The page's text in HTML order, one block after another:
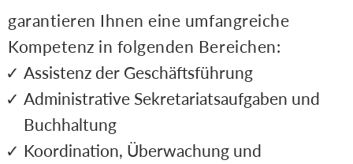
garantieren Ihnen eine umfangreiche
Kompetenz in folgenden Bereichen:
Assistenz der Geschäftsführung
Administrative Sekretariatsaufgaben und
Buchhaltung
Koordination, Überwachung und